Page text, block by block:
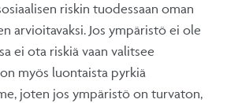
riskin tuodessaan oman
arvioitavaksi. Jos ympäristö ei ole
ei ota riskiä vaan valitsee
myös luontaista pyrkiä
joten jos ympäristö on turvaton,